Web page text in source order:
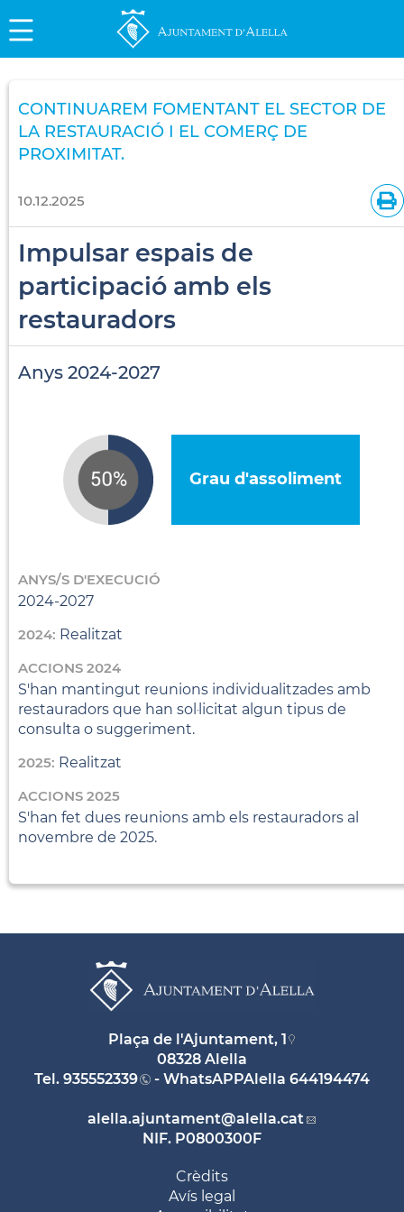
CONTINUAREM FOMENTANT EL SECTOR DE
LA RESTAURACIÓ I EL COMERÇ DE
PROXIMITAT.
10.12.2025
Impulsar espais de
participació amb els
restauradors
Anys 2024-2027
Grau d'assoliment
ANYS/S D'EXECUCIÓ
2024-2027
2024: Realitzat
ACCIONS 2024
S'han mantingut reunions individualitzades amb
restauradors que han sol·licitat algun tipus de
consulta o suggeriment.
2025: Realitzat
ACCIONS 2025
S'han fet dues reunions amb els restauradors al
novembre de 2025.
Plaça de l'Ajuntament, 1
08328 Alella
Tel. 935552339 - WhatsAPPAlella 644194474
alella.ajuntament@alella.cat
NIF. P0800300F
Crèdits
Avís legal